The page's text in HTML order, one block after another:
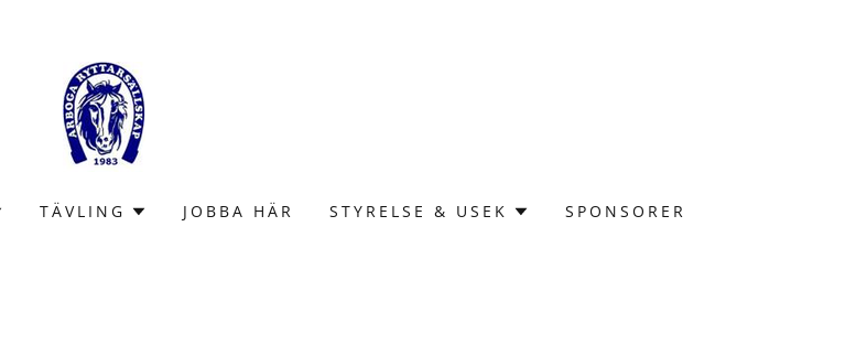
TÄVLING JOBBA HÄR STYRELSE & USEK SPONSORER